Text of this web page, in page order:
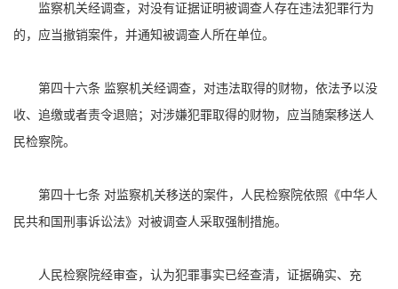
监察机关经调查，对没有证据证明被调查人存在违法犯罪行为
的，应当撤销案件，并通知被调查人所在单位。
第四十六条 监察机关经调查，对违法取得的财物，依法予以没
收、追缴或者责令退赔；对涉嫌犯罪取得的财物，应当随案移送人
民检察院。
第四十七条 对监察机关移送的案件，人民检察院依照《中华人
民共和国刑事诉讼法》对被调查人采取强制措施。
人民检察院经审查，认为犯罪事实已经查清，证据确实、充